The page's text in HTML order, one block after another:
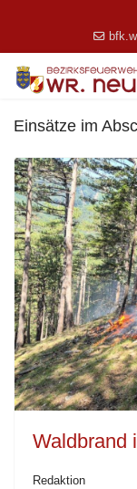
Einsätze im
Waldbrand
Redaktion